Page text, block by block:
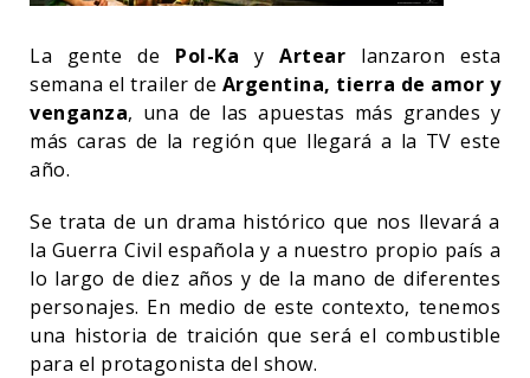
La gente de Pol-Ka yArtear lanzaron esta
semana el trailer de Argentina, tierra de amor y
venganza, una de las apuestas más grandes y
más caras de la región que llegará a la TV este
año.
Se trata de un drama histórico que nos llevará a
la Guerra Civil española y a nuestro propio país a
lo largo de diez años y de la mano de diferentes
personajes. En medio de este contexto, tenemos
una historia de traición que será el combustible
para el protagonista del show.